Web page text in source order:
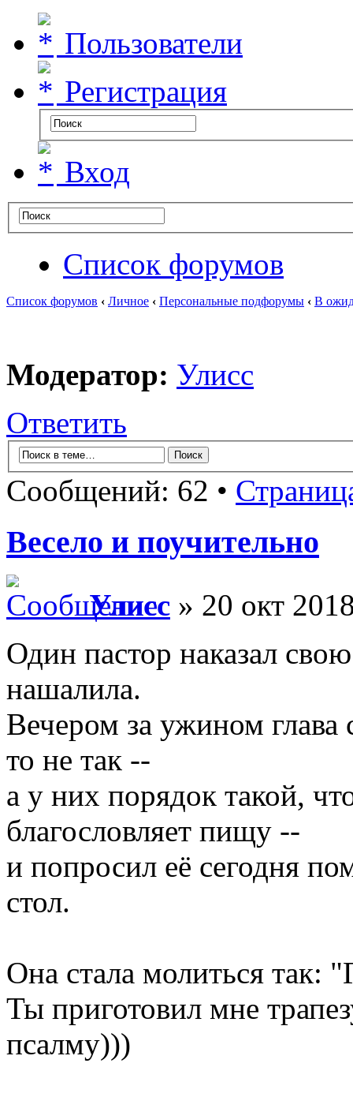
Пользователи
Регистрация
Вход
Список форумов
Список форумов ‹ Личное ‹ Персональные подфорумы ‹ В
Модератор: Улисс
Ответить
Сообщений: 62 •
Весело и поучительно
Улисс » 20 окт
Один пастор наказал
нашалила.
Вечером за ужином глава
то не так --
а у них порядок такой,
благословляет пищу --
и попросил её сегодня
стол.
Она стала молиться так:
Ты приготовил мне
псалму)))